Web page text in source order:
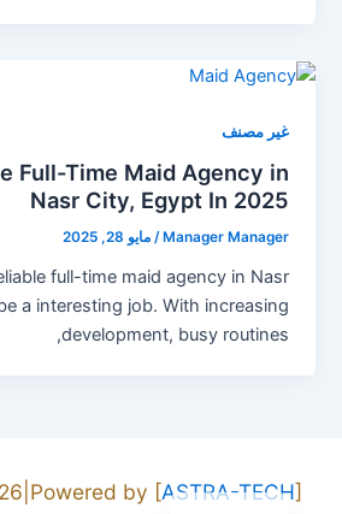
غير مصنف
Full-Time Maid Agency in
Nasr City, Egypt In 2025
Manager Manager
/مايو 28, 2025
full-time maid agency in Nasr
a interesting job. With increasing
development, busy routines,
by [ASTRA-TECH]
English